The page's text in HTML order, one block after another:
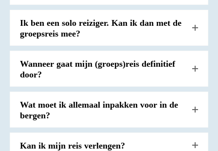
Ik ben een solo reiziger. Kan ik dan met de
groepsreis mee?
Wanneer gaat mijn (groeps)reis definitief
door?
Wat moet ik allemaal inpakken voor in de
bergen?
Kan ik mijn reis verlengen?